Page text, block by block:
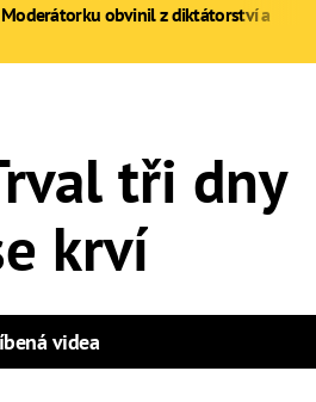
tři dny
krví
videa
Moderátorku obvinil z diktátorství a